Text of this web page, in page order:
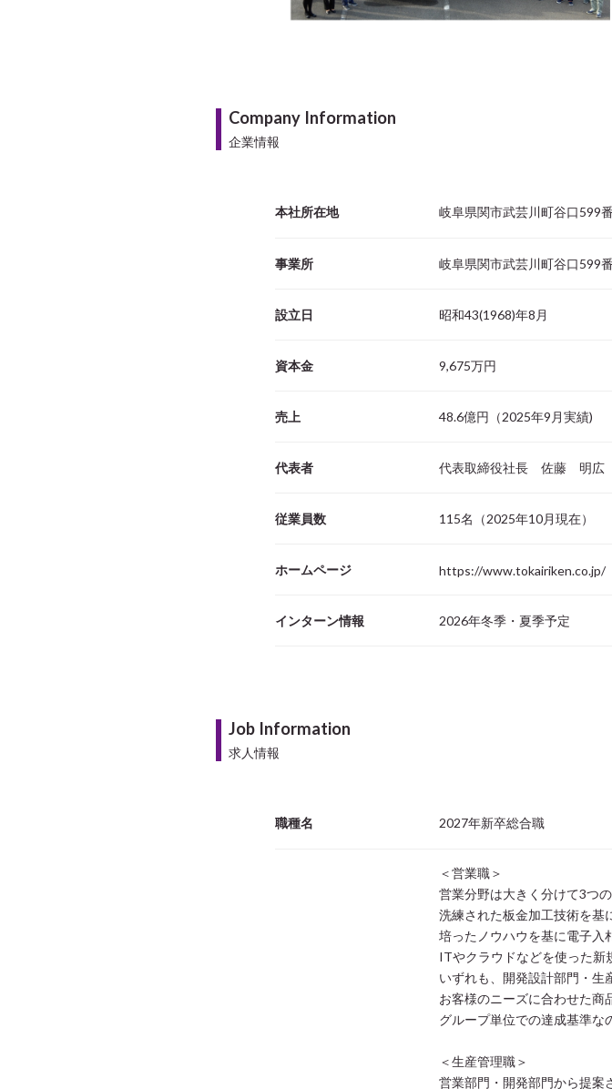
Company Information
企業情報
本社所在地 岐阜県関市武芸川町谷口599
事業所 岐阜県関市武芸川町谷口599
設立日 昭和43(1968)年8月
資本金 9,675万円
売上 48.6億円（2025年9月実績)
代表者 代表取締役社長 佐藤 明広
従業員数 115名（2025年10月現在）
ホームページ https://www.tokairiken.co.jp/
インターン情報 2026年冬季・夏季予定
Job Information
求人情報
職種名 2027年新卒総合職
＜営業職＞
営業分野は大きく分けて3つの
洗練された板金加工技術を基
培ったノウハウを基に電子入
ITやクラウドなどを使った新
いずれも、開発設計部門・生
お客様のニーズに合わせた商
グループ単位での達成基準な
＜生産管理職＞
営業部門・開発部門から提案